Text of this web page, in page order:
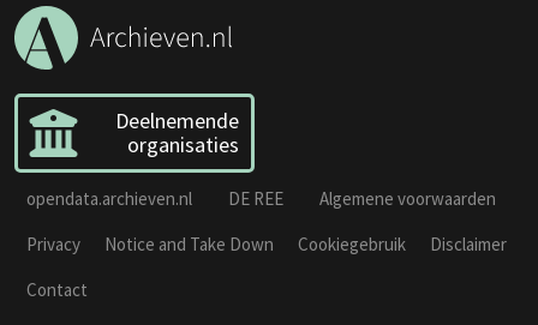
Deelnemende
organisaties
opendata.archieven.nl DE REE
Algemene voorwaarden
Privacy
Notice and Take Down Cookiegebruik
Disclaimer
Contact